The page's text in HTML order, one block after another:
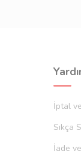
İptal
Sıkça
İade